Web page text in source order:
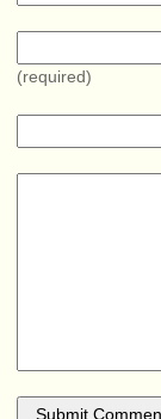
(required)